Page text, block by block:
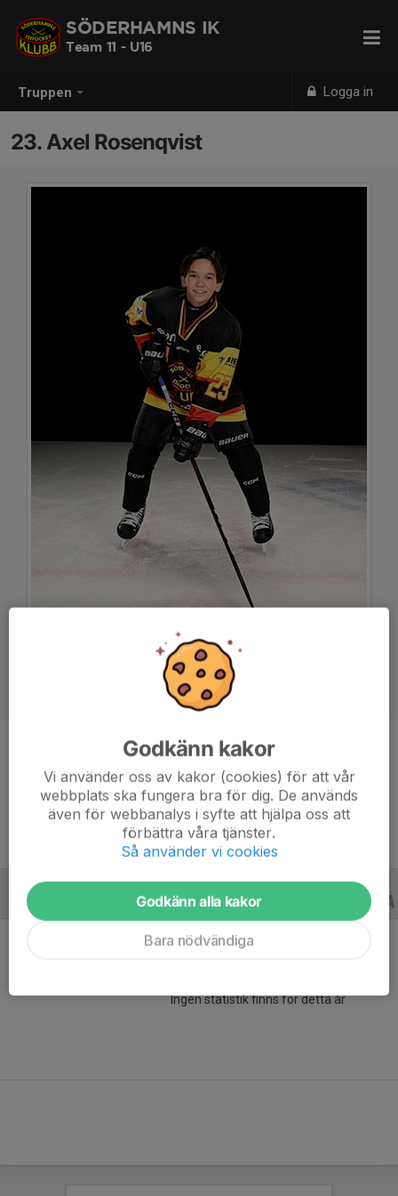
Truppen Logga in
SÖDERHAMNS IK
Team 11 - U16
23. Axel Rosenqvist
-
Ålder
15 år
ALLA SERIER 22/23
Ingen statistik finns för detta år
Godkänn kakor
Vi använder oss av kakor (cookies) för att vår
webbplats ska fungera bra för dig. De används
även för webbanalys i syfte att hjälpa oss att
förbättra våra tjänster.
Så använder vi cookies
Godkänn alla kakor
Bara nödvändiga